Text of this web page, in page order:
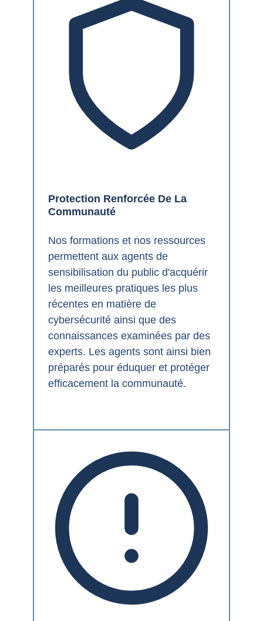
Protection Renforcée De La
Communauté
Nos formations et nos ressources
permettent aux agents de
sensibilisation du public d'acquérir
les meilleures pratiques les plus
récentes en matière de
cybersécurité ainsi que des
connaissances examinées par des
experts. Les agents sont ainsi bien
préparés pour éduquer et protéger
efficacement la communauté.